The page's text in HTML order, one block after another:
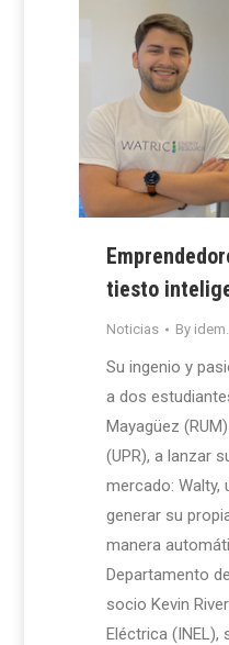
tiesto
Noticias By
Su ingenio y
a dos
Mayagüez
(UPR), a lanzar
mercado: Walty,
generar su
manera
Departamento
socio Kevin
Eléctrica